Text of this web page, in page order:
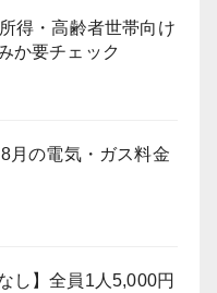
得・高齢者世帯向け
か要チェック
月の電気・ガス料金
し】全員1人5,000円